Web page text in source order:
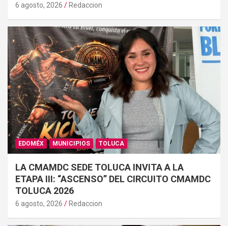
6 agosto, 2026 Redaccion
EDOMÉX MUNICIPIOS TOLUCA
LA CMAMDC SEDE TOLUCA INVITA A LA
ETAPA III: “ASCENSO” DEL CIRCUITO CMAMDC
TOLUCA 2026
6 agosto, 2026 Redaccion